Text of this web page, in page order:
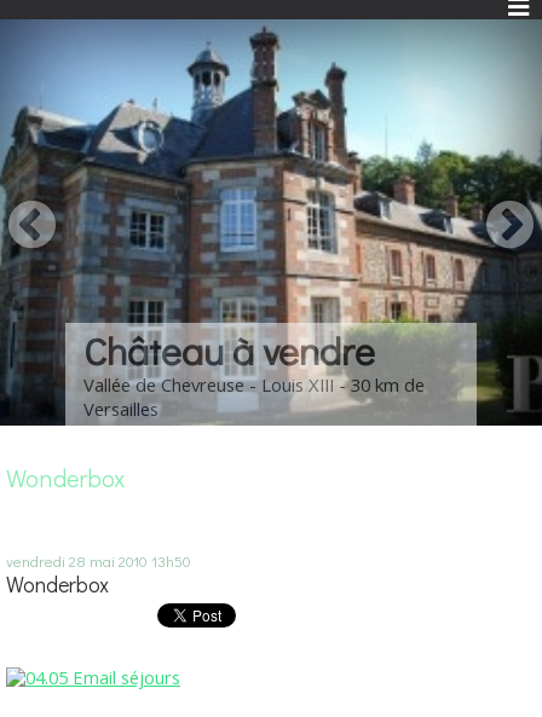
Château à vendre
Vallée de Chevreuse - Louis XIII - 30 km de
Versailles
Wonderbox
vendredi 28 mai 2010 13h50
Wonderbox